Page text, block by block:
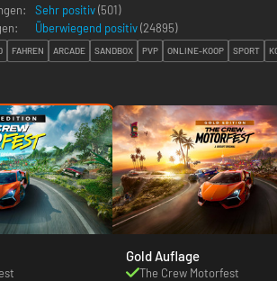
Sehr positiv(501)
Überwiegend positiv(24895)
FAHREN ARCADE SANDBOX PVP ONLINE-KOOP SPORT
Gold Auflage
The Crew Motorfest